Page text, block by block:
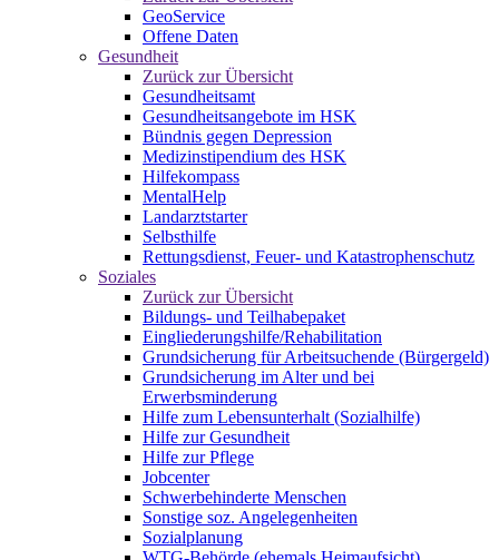
GeoService
Offene Daten
Gesundheit
Zurück zur Übersicht
Gesundheitsamt
Gesundheitsangebote im HSK
Bündnis gegen Depression
Medizinstipendium des HSK
Hilfekompass
MentalHelp
Landarztstarter
Selbsthilfe
Rettungsdienst, Feuer- und Katastrophenschutz
Soziales
Zurück zur Übersicht
Bildungs- und Teilhabepaket
Eingliederungshilfe/Rehabilitation
Grundsicherung für Arbeitsuchende (Bürgergeld)
Grundsicherung im Alter und bei
Erwerbsminderung
Hilfe zum Lebensunterhalt (Sozialhilfe)
Hilfe zur Gesundheit
Hilfe zur Pflege
Jobcenter
Schwerbehinderte Menschen
Sonstige soz. Angelegenheiten
Sozialplanung